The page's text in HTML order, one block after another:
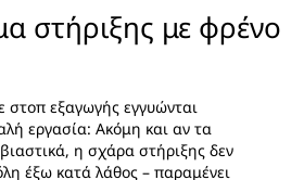
στήριξης με φρένο
στοπ εξαγωγής εγγυώνται
εργασία: Ακόμη και αν τα
η σχάρα στήριξης δεν
έξω κατά λάθος – παραμένει